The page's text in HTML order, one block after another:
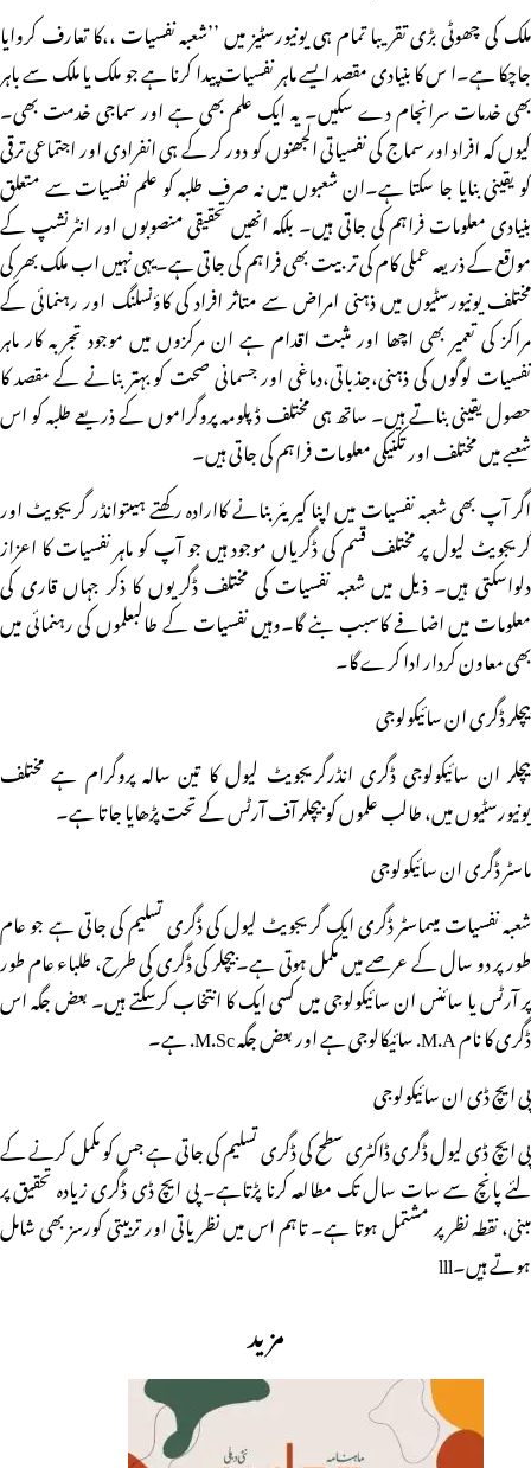
ملک کی چھوٹی بڑی تقریبا تمام ہی یونیورسٹیز میں ’’شعبہ نفسیات ،،کا تعارف کروایا
جاچکا ہے۔ا س کا بنیادی مقصد ایسے ماہر نفسیات پیدا کرنا ہے جو ملک یا ملک سے باہر
بھی خدمات سرانجام دے سکیں۔ یہ ایک علم بھی ہے اور سماجی خدمت بھی۔
کیوں کہ افراد اور سماج کی نفسیاتی الجھنوں کو دور کر کے ہی انفرادی اور اجتماعی ترقی
کو یقینی بنایا جا سکتا ہے۔ان شعبوں میں نہ صرف طلبہ کو علم نفسیات سے متعلق
بنیادی معلومات فراہم کی جاتی ہیں۔ بلکہ انھیں تحقیقی منصوبوں اور انٹرنشپ کے
مواقع کے ذریعہ عملی کام کی تربیت بھی فراہم کی جاتی ہے۔یہی نہیں اب ملک بھر کی
مختلف یونیورسٹیوں میں ذہنی امراض سے متاثر افراد کی کاؤنسلنگ اور رہنمائی کے
مراکز کی تعمیر بھی اچھا اور مثبت اقدام ہے ان مرکزوں میں موجود تجربہ کار ماہر
نفسیات لوگوں کی ذہنی،جذباتی،دماغی اور جسمانی صحت کو بہتر بنانے کے مقصد کا
حصول یقینی بناتے ہیں۔ ساتھ ہی مختلف ڈپلومہ پروگراموں کے ذریعے طلبہ کو اس
شعبے میں مختلف اور تکنیکی معلومات فراہم کی جاتی ہیں۔
اگر آپ بھی شعبہ نفسیات میں اپنا کیریئر بنانے کاارادہ رکھتے ہیںتوانڈر گریجویٹ اور
گریجویٹ لیول پر مختلف قسم کی ڈگریاں موجود ہیں جو آپ کو ماہر نفسیات کا اعزاز
دلواسکتی ہیں۔ ذیل میں شعبہ نفسیات کی مختلف ڈگریوں کا ذکر جہاں قاری کی
معلومات میں اضافے کاسبب بنے گا۔وہیں نفسیات کے طالبعلموں کی رہنمائی میں
بھی معاون کردار ادا کرے گا۔
بیچلر ڈگری ان سائیکولوجی
بیچلر ان سائیکولوجی ڈگری انڈرگریجویٹ لیول کا تین سالہ پروگرام ہے مختلف
یونیورسٹیوں میں، طالب علموں کو بیچلر آف آرٹس کے تحت پڑھایا جاتا ہے۔
ماسٹر ڈگری ان سائیکولوجی
شعبہ نفسیات میںماسٹر ڈگری ایک گریجویٹ لیول کی ڈگری تسلیم کی جاتی ہے جو عام
طور پر دو سال کے عرصے میں مکمل ہوتی ہے۔بیچلر کی ڈگری کی طرح، طلباء عام طور
پر آرٹس یا سائنس ان سائیکولوجی میں کسی ایک کا انتخاب کرسکتے ہیں۔ بعض جگہ اس
ڈگری کا نام M.A. سائیکالوجی ہے اور بعض جگہ M.Sc. ہے۔
پی ایچ ڈی ان سائیکولوجی
پی ایچ ڈی لیول ڈگری ڈاکٹری سطح کی ڈگری تسلیم کی جاتی ہے جس کو مکمل کرنے کے
لئے پانچ سے سات سال تک مطالعہ کرنا پڑتاہے۔ پی ایچ ڈی ڈگری زیادہ تحقیق پر
مبنی، نقطہ نظر پر مشتمل ہوتا ہے۔ تاہم اس میں نظریاتی اور تربیتی کورسز بھی شامل
ہوتے ہیں۔lll
مزید